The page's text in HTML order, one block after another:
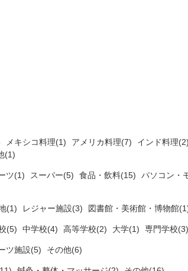
メキシコ料理(1) アメリカ料理(7) インド料理(2)
(1)
ツ(1) スーパー(5) 食品・飲料(15) パソコン・
(1) レジャー施設(3) 図書館・美術館・博物館
(5) 中学校(4) 高等学校(2) 大学(1) 専門学校(3)
ツ施設(5) その他(6)